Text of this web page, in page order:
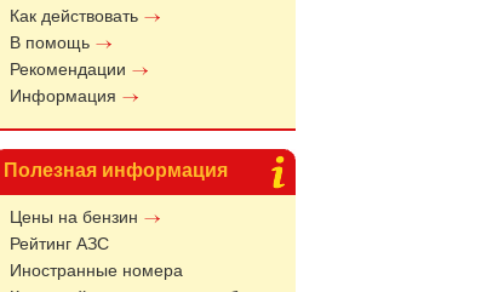
Как действовать
В помощь
Рекомендации
Информация
Полезная информация
Цены на бензин
Рейтинг АЗС
Иностранные номера